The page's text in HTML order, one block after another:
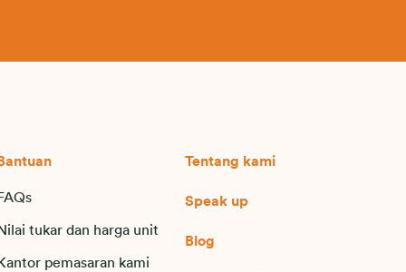
tukar dan harga unit
pemasaran kami
Tentang kami
Speak up
Blog